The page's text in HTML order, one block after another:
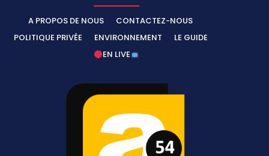
A PROPOS DE NOUS
CONTACTEZ-NOUS
POLITIQUE PRIVÉE
ENVIRONNEMENT
LE GUIDE
EN LIVE